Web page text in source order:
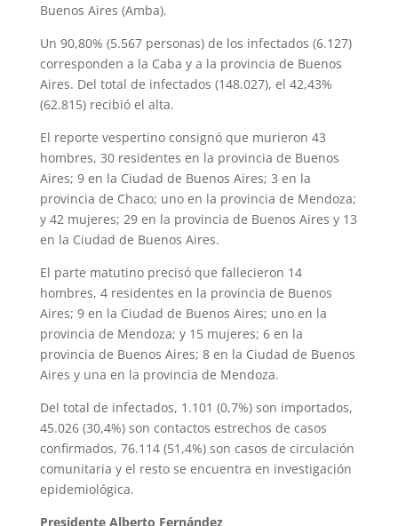
Buenos Aires (Amba).
Un 90,80% (5.567 personas) de los infectados (6.127)
corresponden a la Caba y a la provincia de Buenos
Aires. Del total de infectados (148.027), el 42,43%
(62.815) recibió el alta.
El reporte vespertino consignó que murieron 43
hombres, 30 residentes en la provincia de Buenos
Aires; 9 en la Ciudad de Buenos Aires; 3 en la
provincia de Chaco; uno en la provincia de Mendoza;
y 42 mujeres; 29 en la provincia de Buenos Aires y 13
en la Ciudad de Buenos Aires.
El parte matutino precisó que fallecieron 14
hombres, 4 residentes en la provincia de Buenos
Aires; 9 en la Ciudad de Buenos Aires; uno en la
provincia de Mendoza; y 15 mujeres; 6 en la
provincia de Buenos Aires; 8 en la Ciudad de Buenos
Aires y una en la provincia de Mendoza.
Del total de infectados, 1.101 (0,7%) son importados,
45.026 (30,4%) son contactos estrechos de casos
confirmados, 76.114 (51,4%) son casos de circulación
comunitaria y el resto se encuentra en investigación
epidemiológica.
Presidente Alberto Fernández